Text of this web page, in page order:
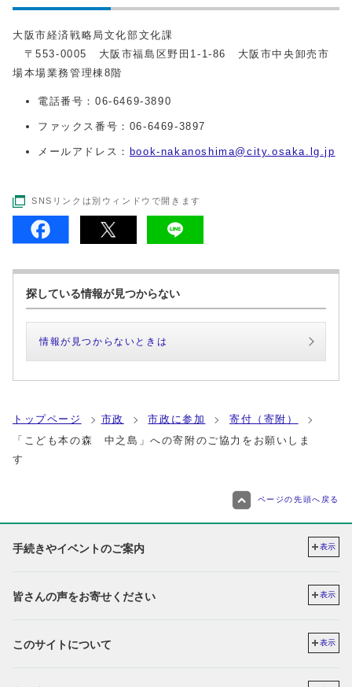
大阪市経済戦略局文化部文化課
〒553-0005 大阪市福島区野田1-1-86 大阪市中央卸売市
場本場業務管理棟8階
電話番号：06-6469-3890
ファックス番号：06-6469-3897
メールアドレス： book-nakanoshima@city.osaka.lg.jp
SNSリンクは別ウィンドウで開きます
探している情報が見つからない
情報が見つからないときは
トップページ 市政 市政に参加
寄付（寄附）
「こども本の森 中之島」への寄附のご協力をお願いしま
す
ページの先頭へ戻る
手続きやイベントのご案内 表示
皆さんの声をお寄せください 表示
このサイトについて 表示